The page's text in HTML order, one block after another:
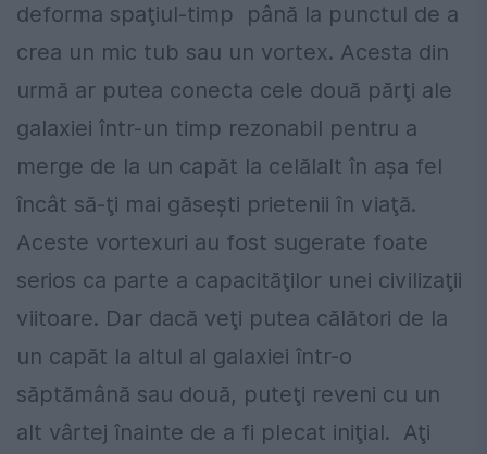
deforma spaţiul-timp până la punctul de a
crea un mic tub sau un vortex. Acesta din
urmă ar putea conecta cele două părţi ale
galaxiei într-un timp rezonabil pentru a
merge de la un capăt la celălalt în aşa fel
încât să-ţi mai găseşti prietenii în viaţă.
Aceste vortexuri au fost sugerate foate
serios ca parte a capacităţilor unei civilizaţii
viitoare. Dar dacă veţi putea călători de la
un capăt la altul al galaxiei într-o
săptămână sau două, puteţi reveni cu un
alt vârtej înainte de a fi plecat iniţial. Aţi